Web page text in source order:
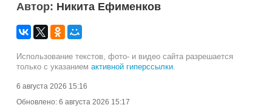
Автор: Никита Ефименков
Использование текстов, фото- и видео сайта разрешается
только с указанием активной гиперссылки.
6 августа 2026 15:16
Обновлено: 6 августа 2026 15:17